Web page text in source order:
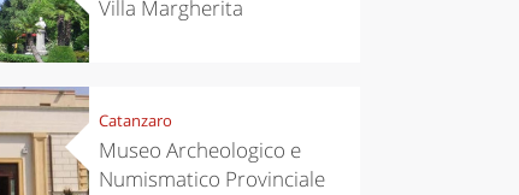
Villa Margherita
Catanzaro
Museo Archeologico e
Numismatico Provinciale